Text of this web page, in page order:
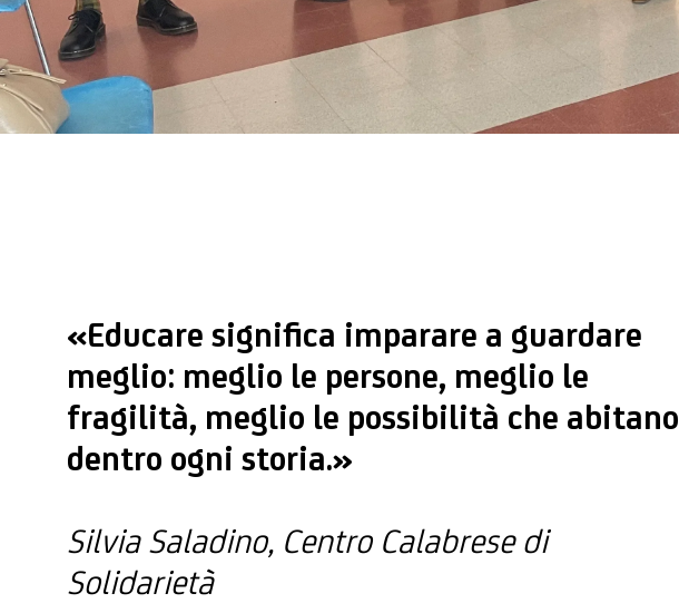
«Educare significa imparare a guardare
meglio: meglio le persone, meglio le
fragilità, meglio le possibilità che abitano
dentro ogni storia.»
Silvia Saladino, Centro Calabrese di
Solidarietà